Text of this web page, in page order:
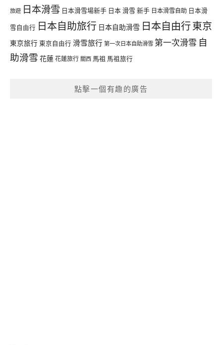
旅遊 日本滑雪 日本滑雪場新手 日本 滑雪 新手 日本滑雪自助 日本滑
雪自由行 日本自助旅行 日本自助滑雪 日本自由行東京
東京旅行 東京自由行 滑雪旅行 第一次日本自助滑雪 第一次滑雪 自
助滑雪 花蓮花蓮旅行 關西 馬祖 馬祖旅行
點擊一個有趣的廣告